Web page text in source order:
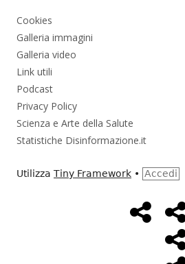
Cookies
Galleria immagini
Galleria video
Link utili
Podcast
Privacy Policy
Scienza e Arte della Salute
Statistiche Disinformazione.it
Utilizza Tiny Framework • Accedi
MenùHome
Page